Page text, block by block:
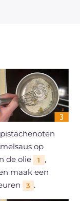
op
de olie
1
,
maak een
3 .